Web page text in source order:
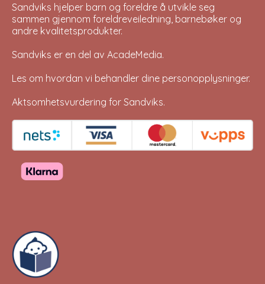
Sandviks hjelper barn og foreldre å utvikle seg
sammen gjennom foreldreveiledning, barnebøker og
andre kvalitetsprodukter.
Sandviks er en del av AcadeMedia.
Les om hvordan vi behandler dine personopplysninger.
Aktsomhetsvurdering for Sandviks.